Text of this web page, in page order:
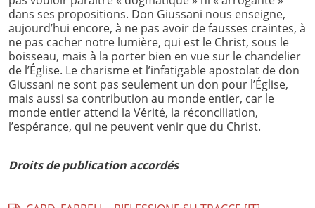
dans ses propositions. Don Giussani nous enseigne,
aujourd’hui encore, à ne pas avoir de fausses craintes, à
ne pas cacher notre lumière, qui est le Christ, sous le
boisseau, mais à la porter bien en vue sur le chandelier
de l’Église. Le charisme et l’infatigable apostolat de don
Giussani ne sont pas seulement un don pour l’Église,
mais aussi sa contribution au monde entier, car le
monde entier attend la Vérité, la réconciliation,
l’espérance, qui ne peuvent venir que du Christ.
Droits de publication accordés